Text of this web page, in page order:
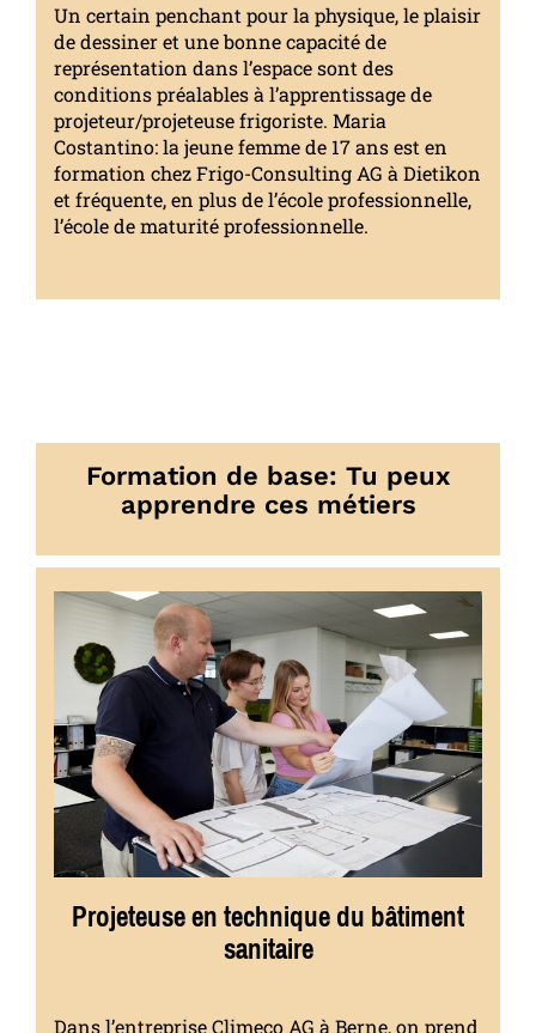
Un certain penchant pour la physique, le plaisir
de dessiner et une bonne capacité de
représentation dans l’espace sont des
conditions préalables à l’apprentissage de
projeteur/projeteuse frigoriste. Maria
Costantino: la jeune femme de 17 ans est en
formation chez Frigo-Consulting AG à Dietikon
et fréquente, en plus de l’école professionnelle,
l’école de maturité professionnelle.
Formation de base: Tu peux
apprendre ces métiers
Projeteuse en technique du bâtiment
sanitaire
Dans l’entreprise Climeco AG à Berne, on prend